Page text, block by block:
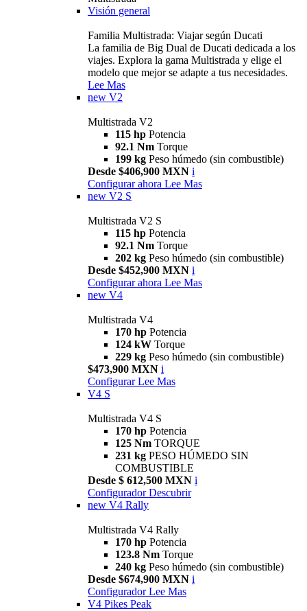
Visión general
Familia Multistrada: Viajar según Ducati
La familia de Big Dual de Ducati dedicada a los
viajes. Explora la gama Multistrada y elige el
modelo que mejor se adapte a tus necesidades.
Lee Mas
new V2
Multistrada V2
115 hp Potencia
92.1 Nm Torque
199 kg Peso húmedo (sin combustible)
Desde $406,900 MXN i
Configurar ahora Lee Mas
new V2 S
Multistrada V2 S
115 hp Potencia
92.1 Nm Torque
202 kg Peso húmedo (sin combustible)
Desde $452,900 MXN i
Configurar ahora Lee Mas
new V4
Multistrada V4
170 hp Potencia
124 kW Torque
229 kg Peso húmedo (sin combustible)
$473,900 MXN i
Configurar Lee Mas
V4 S
Multistrada V4 S
170 hp Potencia
125 Nm TORQUE
231 kg PESO HÚMEDO SIN
COMBUSTIBLE
Desde $ 612,500 MXN i
Configurador Descubrir
new V4 Rally
Multistrada V4 Rally
170 hp Potencia
123.8 Nm Torque
240 kg Peso húmedo (sin combustible)
Desde $674,900 MXN i
Configurador Lee Mas
V4 Pikes Peak